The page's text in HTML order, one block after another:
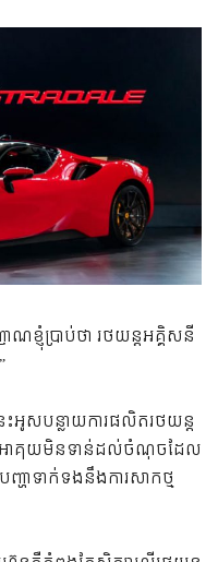
ខ្ញុំ​ប្រាប់​ថា​ រថយន្ត​អគ្គិសនី​
អូស​បន្លាយ​ការ​ផលិត​រថយន្ត​
ៃ​អាគុយ​មិន​ទាន់​ដល់​ចំណុច​ដែល​
ា​ទាក់ទង​នឹង​ការ​សាក​ថ្ម​